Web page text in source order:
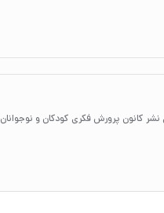
نشر کانون پرورش فکری کودکان و نوجوانان